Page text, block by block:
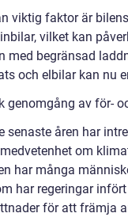
viktig faktor är
vilket kan
med begränsad
och elbilar kan nu
genomgång av för-
senaste åren har
om
har många
har regeringar
för att främja